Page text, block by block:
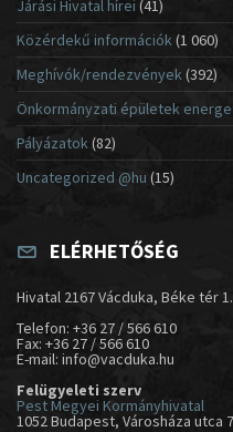
Járási Hivatal hírei (41)
Közérdekű információk(1 060)
Meghívók/rendezvények (392)
Önkormányzati épületek
Pályázatok (82)
Uncategorized @hu (15)
ELÉRHETŐSÉG
Hivatal 2167 Vácduka, Béke tér 1.
Telefon: +36 27 / 566 610
Fax: +36 27 / 566 610
E-mail: info@vacduka.hu
Felügyeleti szerv
Pest Megyei Kormányhivatal
1052 Budapest, Városháza utca